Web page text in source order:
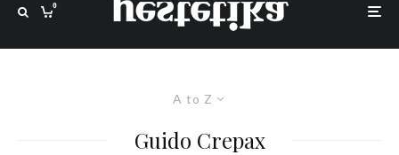
0
A to Z
Guido Crepax